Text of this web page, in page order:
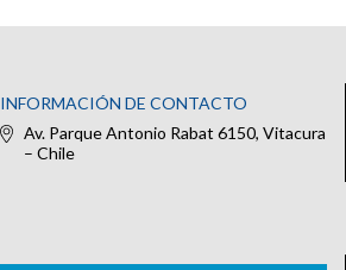
INFORMACIÓN DE CONTACTO
Av. Parque Antonio Rabat 6150, Vitacura
– Chile